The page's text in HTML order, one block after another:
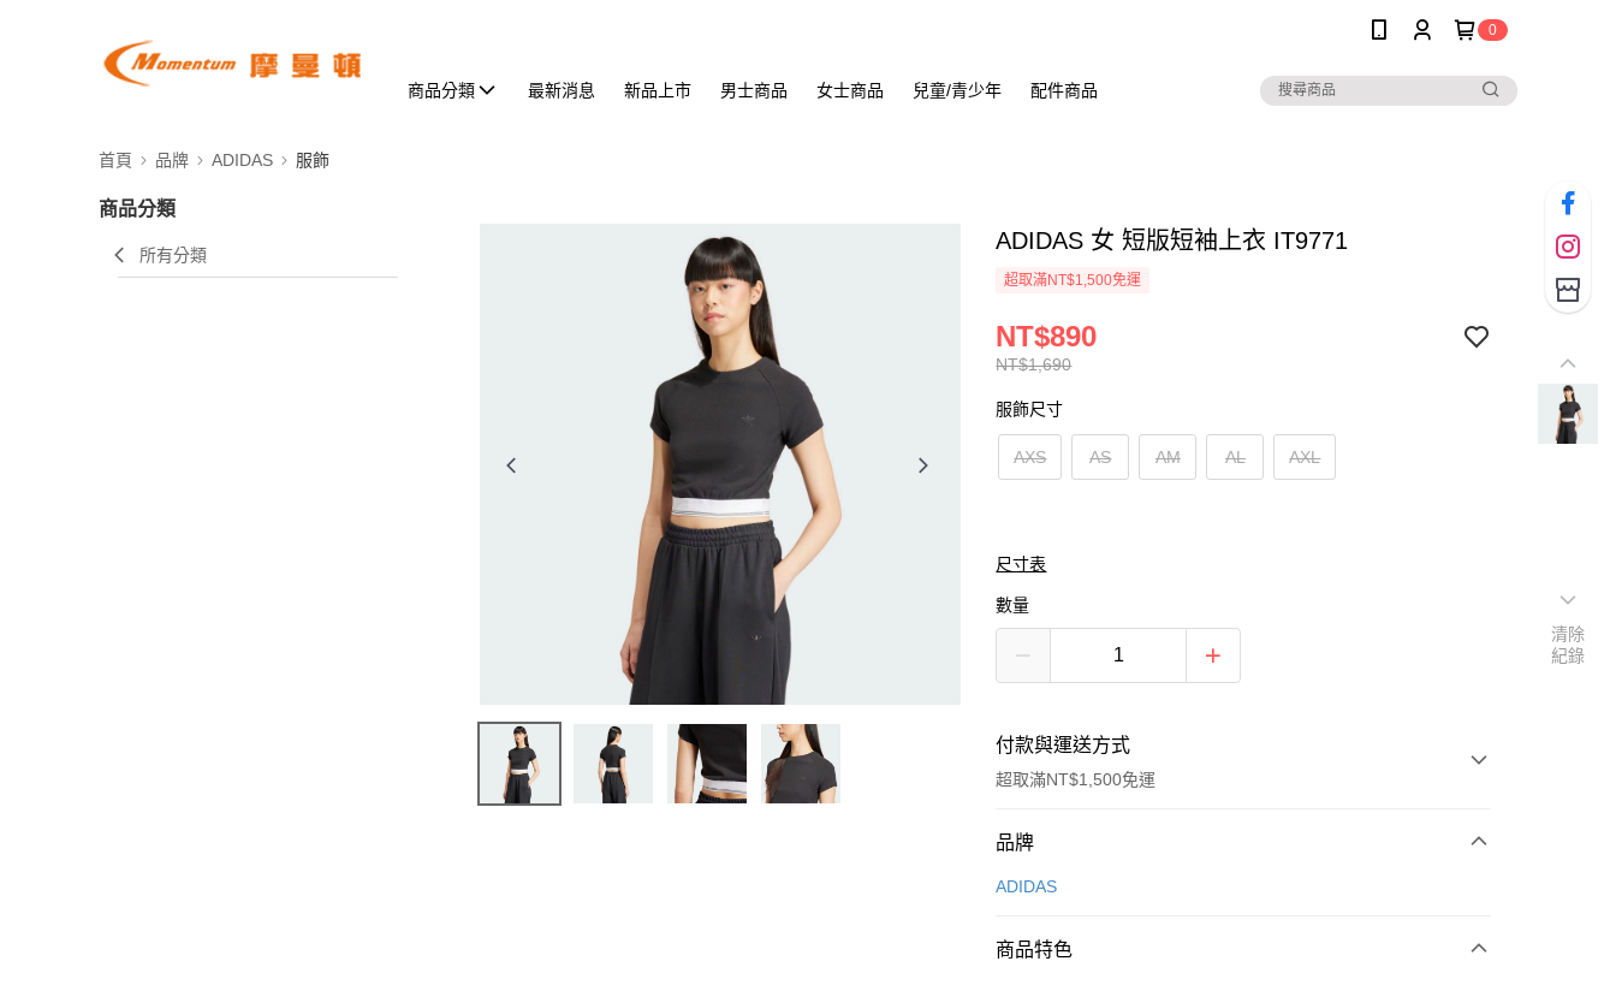
0
商品分類 最新消息 新品上市 男士商品 女士商品 兒童/青少年 配件商品
首頁 品牌 ADIDAS 服飾
商品分類
所有分類
ADIDAS 女 短版短袖上衣 IT9771
超取滿NT$1,500免運
NT$1,690
NT$890
服飾尺寸
AXS AS AM AL AXL
尺寸表
數量
付款與運送方式
超取滿NT$1,500免運
付款方式
信用卡一次付款
品牌
ADIDAS
商品特色
清除
紀錄